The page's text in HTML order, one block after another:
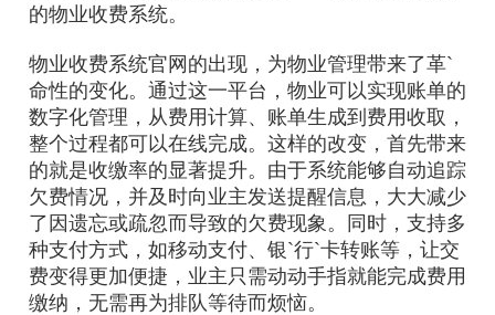
的物业收费系统。
物业收费系统官网的出现，为物业管理带来了革`
命性的变化。通过这一平台，物业可以实现账单的
数字化管理，从费用计算、账单生成到费用收取，
整个过程都可以在线完成。这样的改变，首先带来
的就是收缴率的显著提升。由于系统能够自动追踪
欠费情况，并及时向业主发送提醒信息，大大减少
了因遗忘或疏忽而导致的欠费现象。同时，支持多
种支付方式，如移动支付、银`行`卡转账等，让交
费变得更加便捷，业主只需动动手指就能完成费用
缴纳，无需再为排队等待而烦恼。